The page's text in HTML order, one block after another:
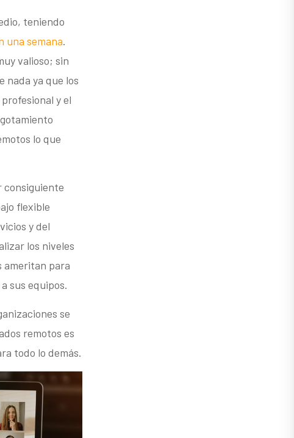
teniendo
una semana.
valioso; sin
nada ya que los
y el
lo que
consiguiente
flexible
y del
los niveles
ameritan para
sus equipos.
se
remotos es
todo lo demás.